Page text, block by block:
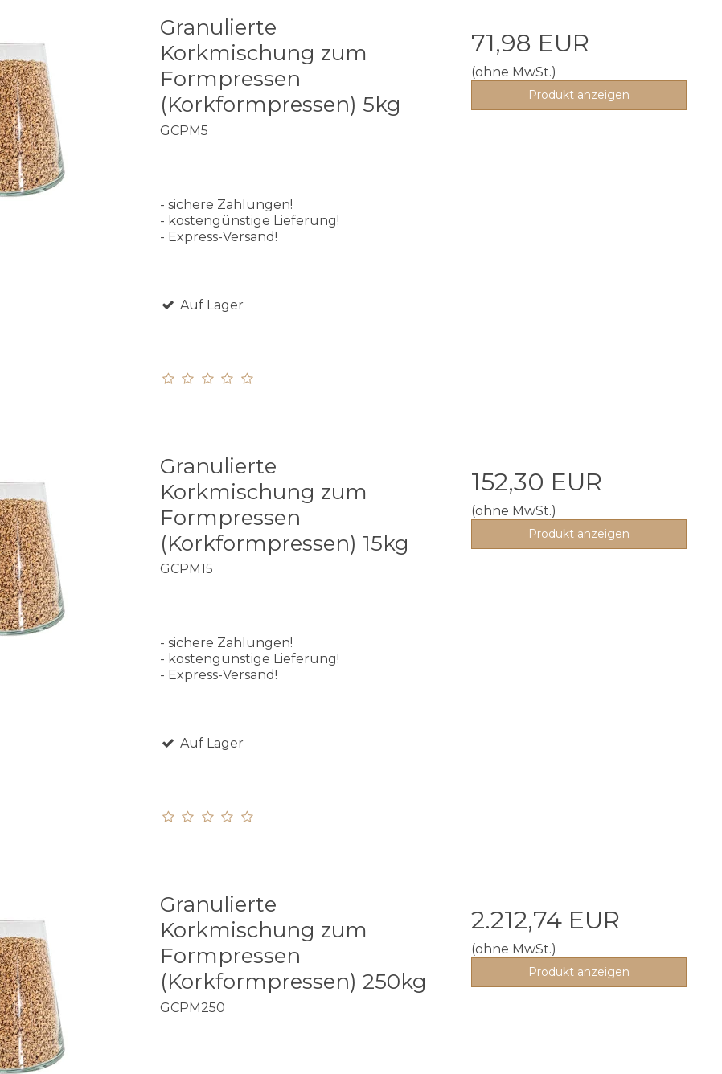
Granulierte
Korkmischung zum
Formpressen
(Korkformpressen) 5kg
GCPM5
- sichere Zahlungen!
- kostengünstige Lieferung!
- Express-Versand!
Auf Lager
71,98 EUR
(ohne MwSt.)
Produkt anzeigen
Granulierte
Korkmischung zum
Formpressen
(Korkformpressen) 15kg
GCPM15
- sichere Zahlungen!
- kostengünstige Lieferung!
- Express-Versand!
Auf Lager
152,30 EUR
(ohne MwSt.)
Produkt anzeigen
Granulierte
Korkmischung zum
Formpressen
(Korkformpressen) 250kg
GCPM250
2.212,74 EUR
(ohne MwSt.)
Produkt anzeigen